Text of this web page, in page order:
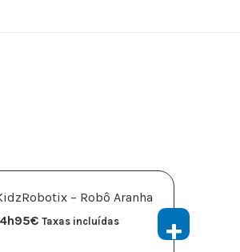
– Robô Aranha
€ Taxas incluídas